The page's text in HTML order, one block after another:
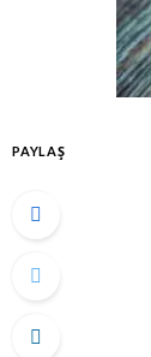
PAYLAŞ